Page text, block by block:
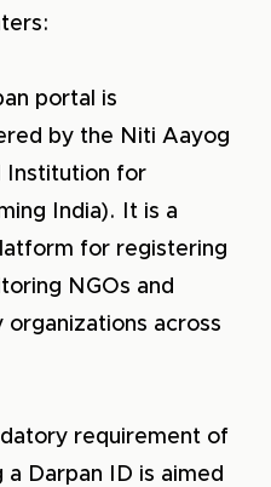
portal is
by the Niti Aayog
Institution for
India). It is a
for registering
NGOs and
organizations across
requirement of
a Darpan ID is aimed